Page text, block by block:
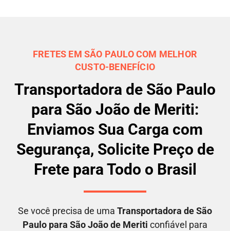
FRETES EM SÃO PAULO COM MELHOR
CUSTO-BENEFÍCIO
Transportadora de São Paulo
para São João de Meriti:
Enviamos Sua Carga com
Segurança, Solicite Preço de
Frete para Todo o Brasil
Se você precisa de uma Transportadora de São
Paulo para São João de Meriti confiável para